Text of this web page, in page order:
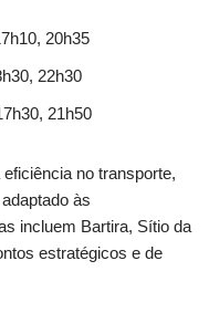
20h35
22h30
21h50
no transporte,
às
incluem Bartira, Sítio da
estratégicos e de